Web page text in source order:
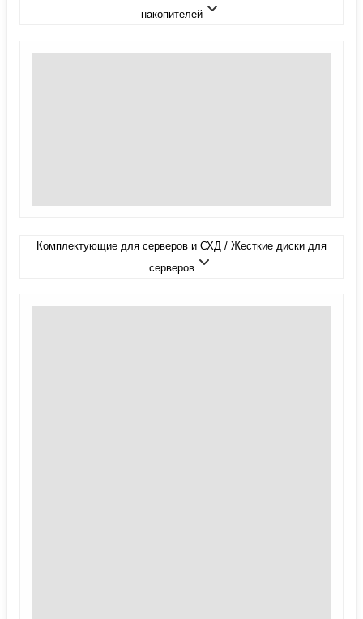
накопителей
Комплектующие для серверов и СХД / Жесткие диски для
серверов